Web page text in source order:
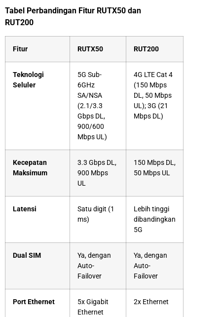
Tabel Perbandingan Fitur RUTX50 dan
RUT200
Fitur RUTX50 RUT200
Teknologi
Seluler
5G Sub-
6GHz
SA/NSA
(2.1/3.3
Gbps DL,
900/600
Mbps UL)
4G LTE Cat 4
(150 Mbps
DL, 50 Mbps
UL); 3G (21
Mbps DL)
Kecepatan
Maksimum
3.3 Gbps DL,
900 Mbps
UL
150 Mbps DL,
50 Mbps UL
Latensi
Satu digit (1
ms)
Lebih tinggi
dibandingkan
5G
Dual SIM Ya,dengan
Auto-
Failover
Ya,dengan
Auto-
Failover
Port Ethernet
5x Gigabit
Ethernet
2x Ethernet